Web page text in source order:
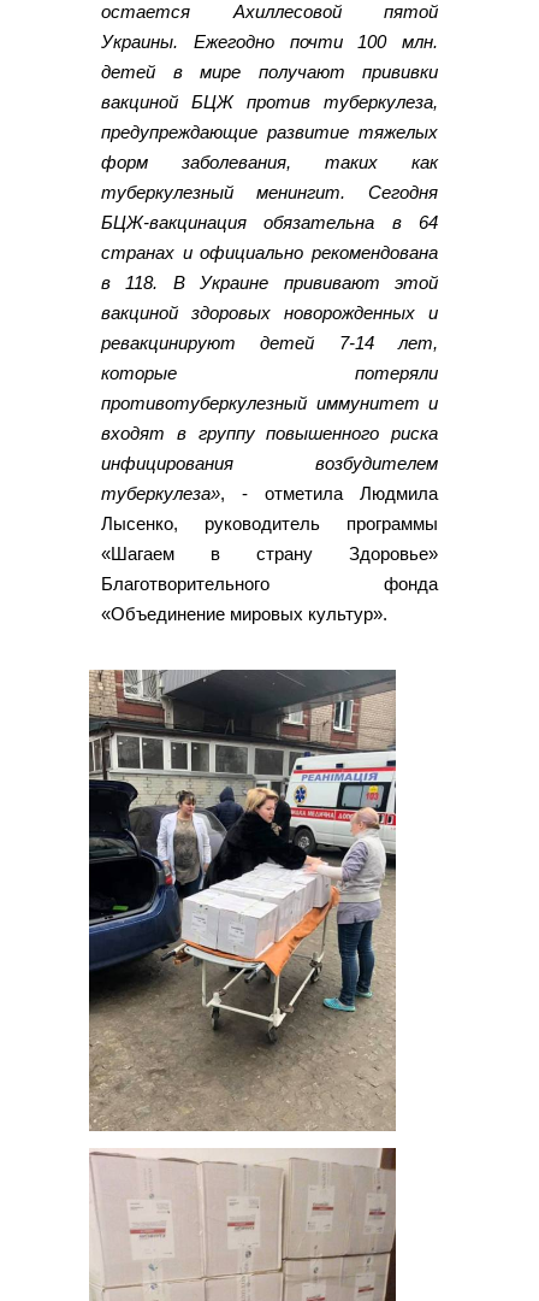
остается Ахиллесовой пятой
Украины. Ежегодно почти 100 млн.
детей в мире получают прививки
вакциной БЦЖ против туберкулеза,
предупреждающие развитие тяжелых
форм заболевания, таких как
туберкулезный менингит. Сегодня
БЦЖ-вакцинация обязательна в 64
странах и официально рекомендована
в 118. В Украине прививают этой
вакциной здоровых новорожденных и
ревакцинируют детей 7-14 лет,
которые потеряли
противотуберкулезный иммунитет и
входят в группу повышенного риска
инфицирования возбудителем
туберкулеза», - отметила Людмила
Лысенко, руководитель программы
«Шагаем в страну Здоровье»
Благотворительного фонда
«Объединение мировых культур».